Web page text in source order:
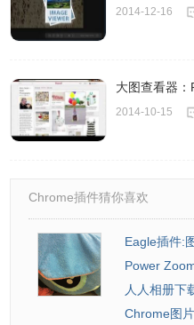
2014-12-16
大图查看器
2014-10-15
Chrome插件猜你喜欢
Eagle插件:
Power
人人相册下
Chrome图